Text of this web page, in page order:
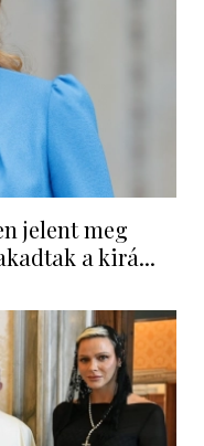
jelent meg
a kirá...